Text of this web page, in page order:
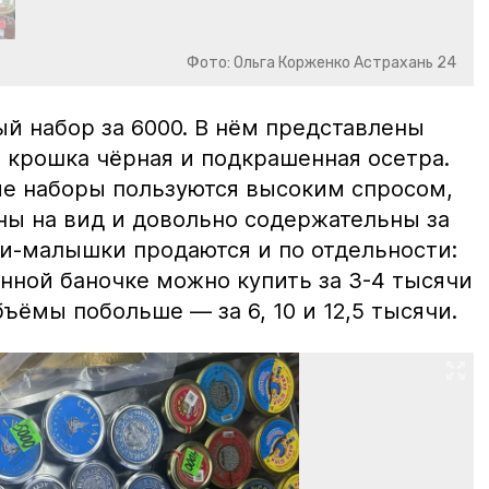
Фото: Ольга Корженко Астрахань 24
набор за 6000. В нём представлены
чёрная и подкрашенная осетра.
наборы пользуются высоким спросом,
на вид и довольно содержательны за
малышки продаются и по отдельности:
баночке можно купить за 3-4 тысячи
побольше — за 6, 10 и 12,5 тысячи.